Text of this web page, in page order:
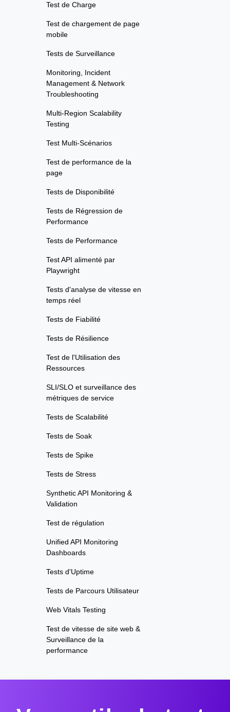
Test de Charge
Test de chargement de page
mobile
Tests de Surveillance
Monitoring, Incident
Management & Network
Troubleshooting
Multi-Region Scalability
Testing
Test Multi-Scénarios
Test de performance de la
page
Tests de Disponibilité
Tests de Régression de
Performance
Tests de Performance
Test API alimenté par
Playwright
Tests d'analyse de vitesse en
temps réel
Tests de Fiabilité
Tests de Résilience
Test de l'Utilisation des
Ressources
SLI/SLO et surveillance des
métriques de service
Tests de Scalabilité
Tests de Soak
Tests de Spike
Tests de Stress
Synthetic API Monitoring &
Validation
Test de régulation
Unified API Monitoring
Dashboards
Tests d'Uptime
Tests de Parcours Utilisateur
Web Vitals Testing
Test de vitesse de site web &
Surveillance de la
performance